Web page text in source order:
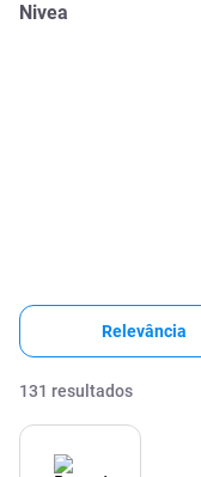
Nivea
Relevância
131 resultados